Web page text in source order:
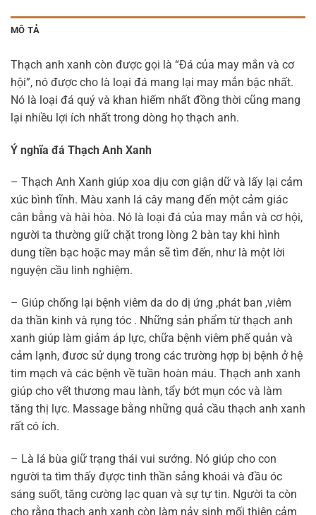
MÔ TẢ
Thạch anh xanh còn được gọi là “Đá của may mắn và cơ
hội”, nó được cho là loại đá mang lại may mắn bậc nhất.
Nó là loại đá quý và khan hiếm nhất đồng thời cũng mang
lại nhiều lợi ích nhất trong dòng họ thạch anh.
Ý nghĩa đá Thạch Anh Xanh
– Thạch Anh Xanh giúp xoa dịu cơn giận dữ và lấy lại cảm
xúc bình tĩnh. Màu xanh lá cây mang đến một cảm giác
cân bằng và hài hòa. Nó là loại đá của may mắn và cơ hội,
người ta thường giữ chặt trong lòng 2 bàn tay khi hình
dung tiền bạc hoặc may mắn sẽ tìm đến, như là một lời
nguyện cầu linh nghiệm.
– Giúp chống lại bệnh viêm da do dị ứng ,phát ban ,viêm
da thần kinh và rụng tóc . Những sản phẩm từ thạch anh
xanh giúp làm giảm áp lực, chữa bệnh viêm phế quản và
cảm lạnh, đươc sử dụng trong các trường hợp bị bệnh ở hệ
tim mạch và các bệnh về tuần hoàn máu. Thạch anh xanh
giúp cho vết thương mau lành, tẩy bớt mụn cóc và làm
tăng thị lực. Massage bằng những quả cầu thạch anh xanh
rất có ích.
– Là lá bùa giữ trạng thái vui sướng. Nó giúp cho con
người ta tìm thấy đựợc tinh thần sảng khoái và đầu óc
sáng suốt, tăng cường lạc quan và sự tự tin. Người ta còn
cho rằng thạch anh xanh còn làm nảy sinh mối thiện cảm